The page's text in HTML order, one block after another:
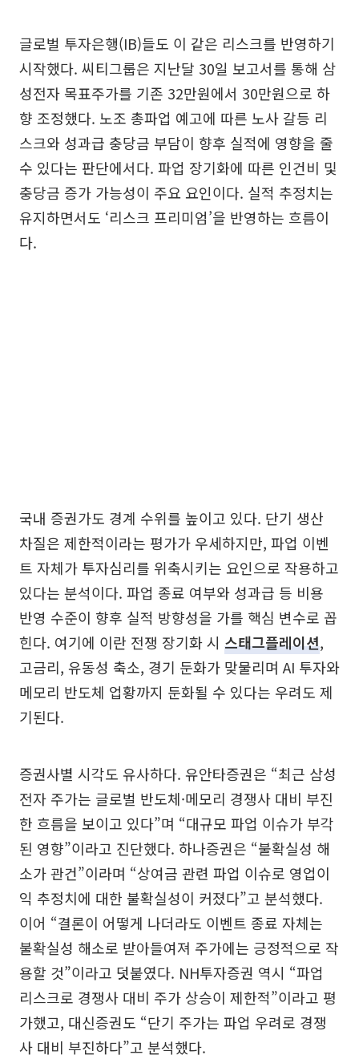
글로벌 투자은행(IB)들도 이 같은 리스크를 반영하기
시작했다. 씨티그룹은 지난달 30일 보고서를 통해 삼
성전자 목표주가를 기존 32만원에서 30만원으로 하
향 조정했다. 노조 총파업 예고에 따른 노사 갈등 리
스크와 성과급 충당금 부담이 향후 실적에 영향을 줄
수 있다는 판단에서다. 파업 장기화에 따른 인건비 및
충당금 증가 가능성이 주요 요인이다. 실적 추정치는
유지하면서도 ‘리스크 프리미엄’을 반영하는 흐름이
다.
국내 증권가도 경계 수위를 높이고 있다. 단기 생산
차질은 제한적이라는 평가가 우세하지만, 파업 이벤
트 자체가 투자심리를 위축시키는 요인으로 작용하고
있다는 분석이다. 파업 종료 여부와 성과급 등 비용
반영 수준이 향후 실적 방향성을 가를 핵심 변수로 꼽
힌다. 여기에 이란 전쟁 장기화 시 스태그플레이션,
고금리, 유동성 축소, 경기 둔화가 맞물리며 AI 투자와
메모리 반도체 업황까지 둔화될 수 있다는 우려도 제
기된다.
증권사별 시각도 유사하다. 유안타증권은 “최근 삼성
전자 주가는 글로벌 반도체·메모리 경쟁사 대비 부진
한 흐름을 보이고 있다”며 “대규모 파업 이슈가 부각
된 영향”이라고 진단했다. 하나증권은 “불확실성 해
소가 관건”이라며 “상여금 관련 파업 이슈로 영업이
익 추정치에 대한 불확실성이 커졌다”고 분석했다.
이어 “결론이 어떻게 나더라도 이벤트 종료 자체는
불확실성 해소로 받아들여져 주가에는 긍정적으로 작
용할 것”이라고 덧붙였다. NH투자증권 역시 “파업
리스크로 경쟁사 대비 주가 상승이 제한적”이라고 평
가했고, 대신증권도 “단기 주가는 파업 우려로 경쟁
사 대비 부진하다”고 분석했다.